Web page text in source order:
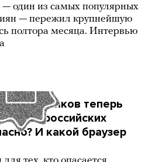
один из самых популярных
— пережил крупнейшую
полтора месяца. Интервью
банков теперь
в российских
И какой браузер